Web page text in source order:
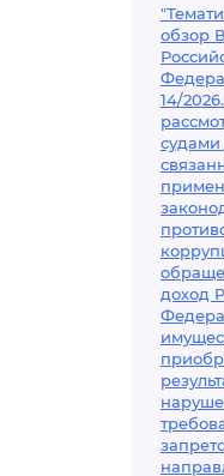
обзор
14/
судами
доход